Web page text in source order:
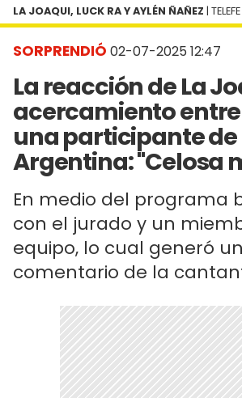
SORPRENDIÓ 02-07-2025 12:47
La reacción de La
acercamiento entre
una participante de
Argentina: "Celosa
En medio del programa
con el jurado y un
equipo, lo cual generó un
comentario de la
LA JOAQUI, LUCK RA Y AYLÉN ÑAÑEZ | TELEFE